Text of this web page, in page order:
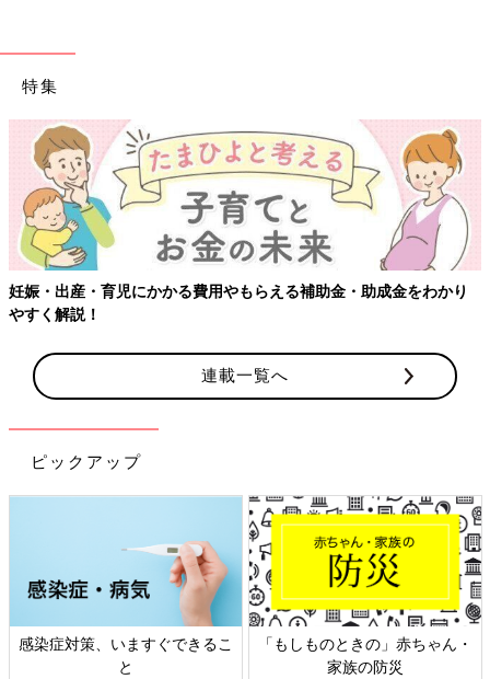
特集
妊娠・出産・育児にかかる費用やもらえる補助金・助成金をわかり
やすく解説！
連載一覧へ
ピックアップ
感染症対策、いますぐできるこ
と
「もしものときの」赤ちゃん・
家族の防災